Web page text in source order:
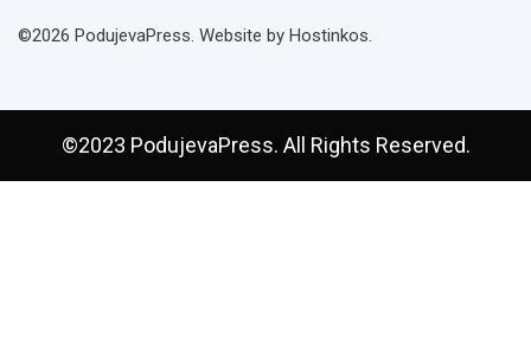
©2026 PodujevaPress. Website by Hostinkos.
©2023 PodujevaPress. All Rights Reserved.